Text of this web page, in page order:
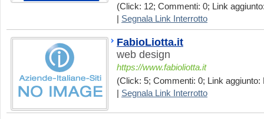
(Click: 12; Commenti: 0; Link
Segnala Link Interrotto
FabioLiotta.it
web design
https://www.fabioliotta.it
(Click: 5; Commenti: 0; Link aggiunto:
Segnala Link Interrotto